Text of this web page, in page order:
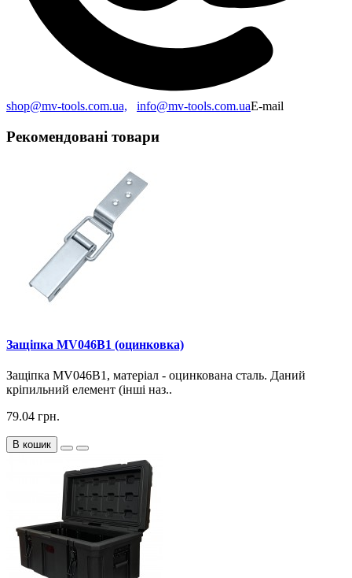
shop@mv-tools.com.ua, info@mv-tools.com.uaE-mail
Рекомендовані товари
Защіпка MV046B1 (оцинковка)
Защіпка MV046B1, матеріал - оцинкована сталь. Даний
кріпильний елемент (інші наз..
79.04 грн.
В кошик